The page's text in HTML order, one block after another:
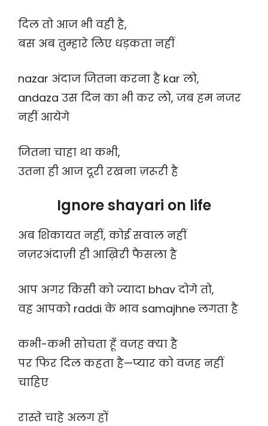
दिल तो आज भी वही है,
बस अब तुम्हारे लिए धड़कता नहीं
nazar अंदाज जितना करना है kar लो,
andaza उस दिन का भी कर लो, जब हम नजर
नहीं आयेगे
जितना चाहा था कभी,
उतना ही आज दूरी रखना ज़रूरी है
Ignore shayari on life
अब शिकायत नहीं, कोई सवाल नहीं
नज़रअंदाज़ी ही आख़िरी फैसला है
आप अगर किसी को ज्यादा bhav दोगे तो,
वह आपको raddi के भाव samajhne लगता है
कभी-कभी सोचता हूँ वजह क्या है
पर फिर दिल कहता है—प्यार को वजह नहीं
चाहिए
रास्ते चाहे अलग हों